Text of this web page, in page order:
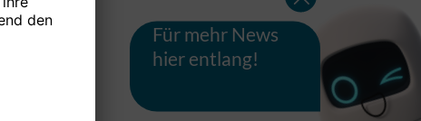
Für mehr News
hier entlang!